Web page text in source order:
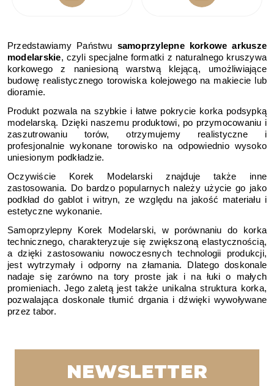
KOSZYKA KOSZYKA
Przedstawiamy Państwu samoprzylepne
korkowe arkusze
modelarskie, czyli specjalne formatki z naturalnego kruszywa
korkowego z naniesioną warstwą klejącą, umożliwiające
budowę realistycznego torowiska kolejowego na makiecie lub
dioramie.
Produkt pozwala na szybkie i łatwe pokrycie korka podsypką
modelarską. Dzięki naszemu produktowi, po przymocowaniu i
zaszutrowaniu torów, otrzymujemy realistyczne i
profesjonalnie wykonane torowisko na odpowiednio wysoko
uniesionym podkładzie.
Oczywiście Korek Modelarski znajduje także inne
zastosowania. Do bardzo popularnych należy użycie go jako
podkład do gablot i witryn, ze względu na jakość materiału i
estetyczne wykonanie.
Samoprzylepny Korek Modelarski, w porównaniu do korka
technicznego, charakteryzuje się zwiększoną elastycznością,
a dzięki zastosowaniu nowoczesnych technologii produkcji,
jest wytrzymały i odporny na złamania. Dlatego doskonale
nadaje się zarówno na tory proste jak i na łuki o małych
promieniach. Jego zaletą jest także unikalna struktura korka,
pozwalająca doskonale tłumić drgania i dźwięki wywoływane
przez tabor.
NEWSLETTER